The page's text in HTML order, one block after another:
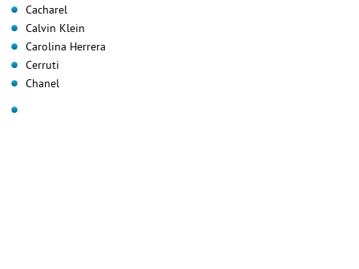
Cacharel
Calvin Klein
Carolina Herrera
Cerruti
Chanel